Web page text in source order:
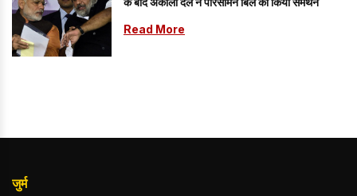
Read More
जुर्म